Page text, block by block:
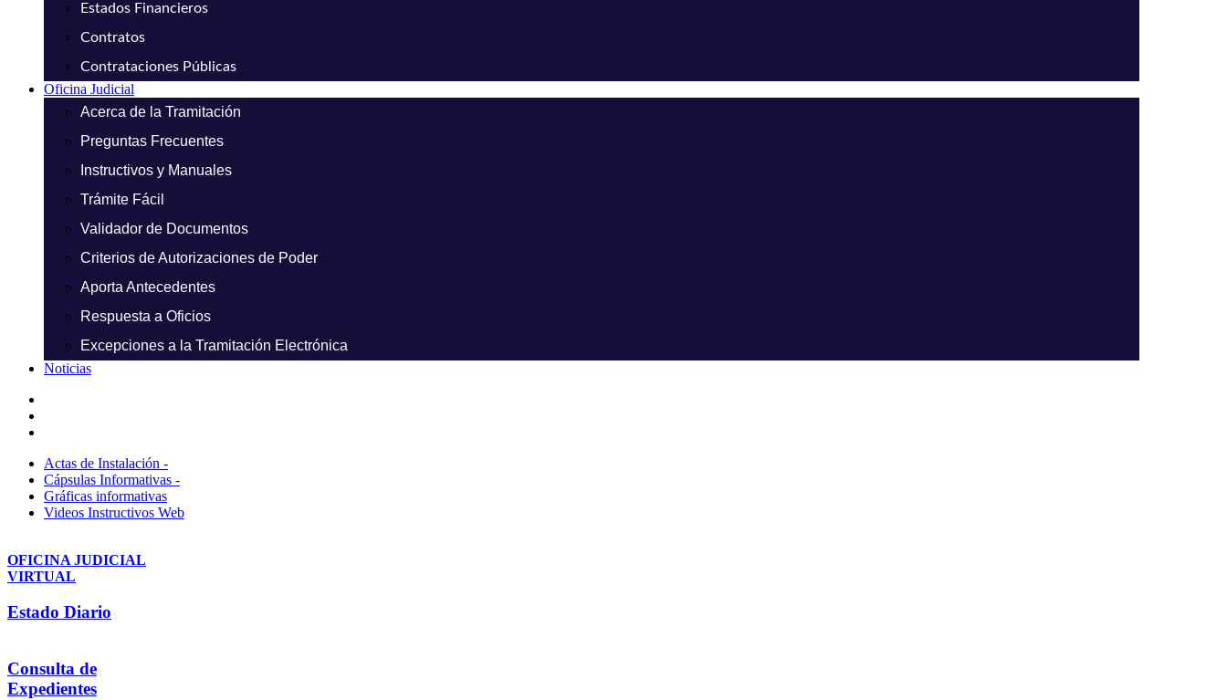
Estados Financieros
Contratos
Contrataciones Públicas
Oficina Judicial
Acerca de la Tramitación
Preguntas Frecuentes
Instructivos y Manuales
Trámite Fácil
Validador de Documentos
Criterios de Autorizaciones de Poder
Aporta Antecedentes
Respuesta a Oficios
Excepciones a la Tramitación Electrónica
Noticias
Actas de Instalación -
Cápsulas Informativas -
Gráficas informativas
Videos Instructivos Web
OFICINA JUDICIAL
VIRTUAL
Estado Diario
Consulta de
Expedientes